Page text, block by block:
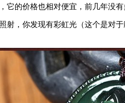
它的价格也相对便宜，前几年没
照射，你发现有彩虹光（这个是对